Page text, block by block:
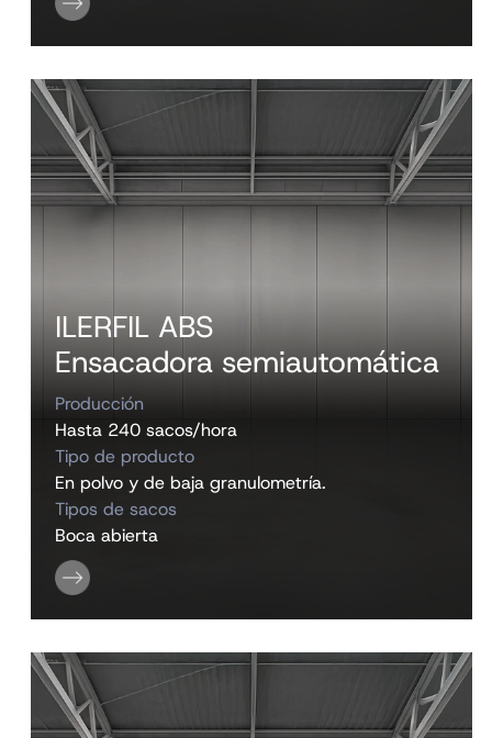
ILERFIL ABS
Ensacadora semiautomática
Producción
Hasta 240 sacos/hora
Tipo de producto
En polvo y de baja granulometría.
Tipos de sacos
Boca abierta